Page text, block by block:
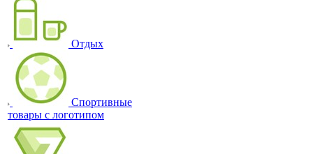
Отдых
Спортивные
товары с логотипом